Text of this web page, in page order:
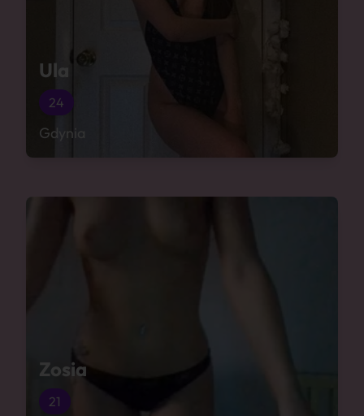
Ula
24
Gdynia
Zosia
21